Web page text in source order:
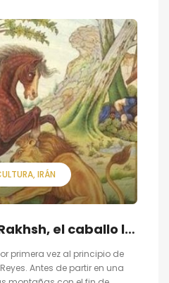
IRÁN
Mitología persa: Rakhsh, el caballo legendario
primera vez al principio de
Antes de partir en una